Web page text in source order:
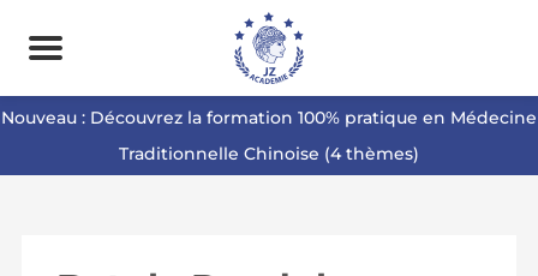
Nouveau : Découvrez la formation 100% pratique en Médecine
Traditionnelle Chinoise (4 thèmes)